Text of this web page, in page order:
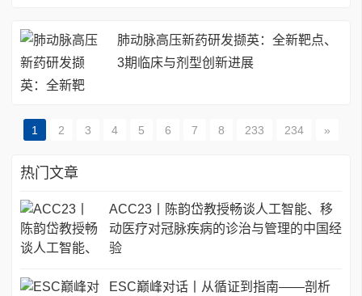
肺动脉高压新药研发撷英：全新靶点、
3期临床与剂型创新进展
1 2 3 4 5 6 7 8 233 234 »
热门文章
ACC23丨陈韵岱教授畅谈人工智能、移
动医疗对冠脉疾病的诊治与管理的中国经
验
ESC巅峰对话丨从循证到指南——剖析